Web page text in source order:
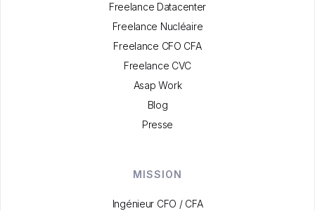
Freelance Datacenter
Freelance Nucléaire
Freelance CFO CFA
Freelance CVC
Asap Work
Blog
Presse
MISSION
Ingénieur CFO / CFA